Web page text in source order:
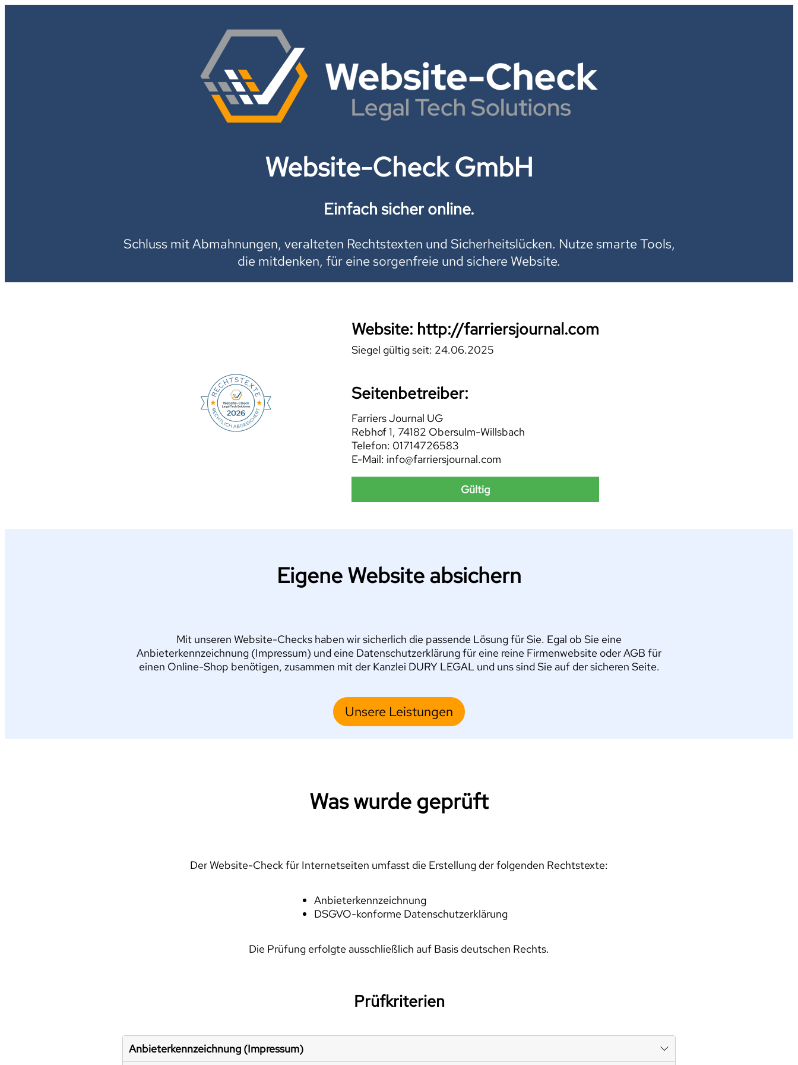
Website-Check GmbH
Einfach sicher online.
Schluss mit Abmahnungen, veralteten Rechtstexten und Sicherheitslücken. Nutze smarte Tools,
die mitdenken, für eine sorgenfreie und sichere Website.
Website: http://farriersjournal.com
Siegel gültig seit: 24.06.2025
Seitenbetreiber:
Farriers Journal UG
Rebhof 1, 74182 Obersulm-Willsbach
Telefon: 01714726583
E-Mail: info@farriersjournal.com
Gültig
Eigene Website absichern
Mit unseren Website-Checks haben wir sicherlich die passende Lösung für Sie. Egal ob Sie eine
Anbieterkennzeichnung (Impressum) und eine Datenschutzerklärung für eine reine Firmenwebsite oder AGB für
einen Online-Shop benötigen, zusammen mit der Kanzlei DURY LEGAL und uns sind Sie auf der sicheren Seite.
Unsere Leistungen
Was wurde geprüft
Der Website-Check für Internetseiten umfasst die Erstellung der folgenden Rechtstexte:
Anbieterkennzeichnung
DSGVO-konforme Datenschutzerklärung
Die Prüfung erfolgte ausschließlich auf Basis deutschen Rechts.
Prüfkriterien
Anbieterkennzeichnung (Impressum)